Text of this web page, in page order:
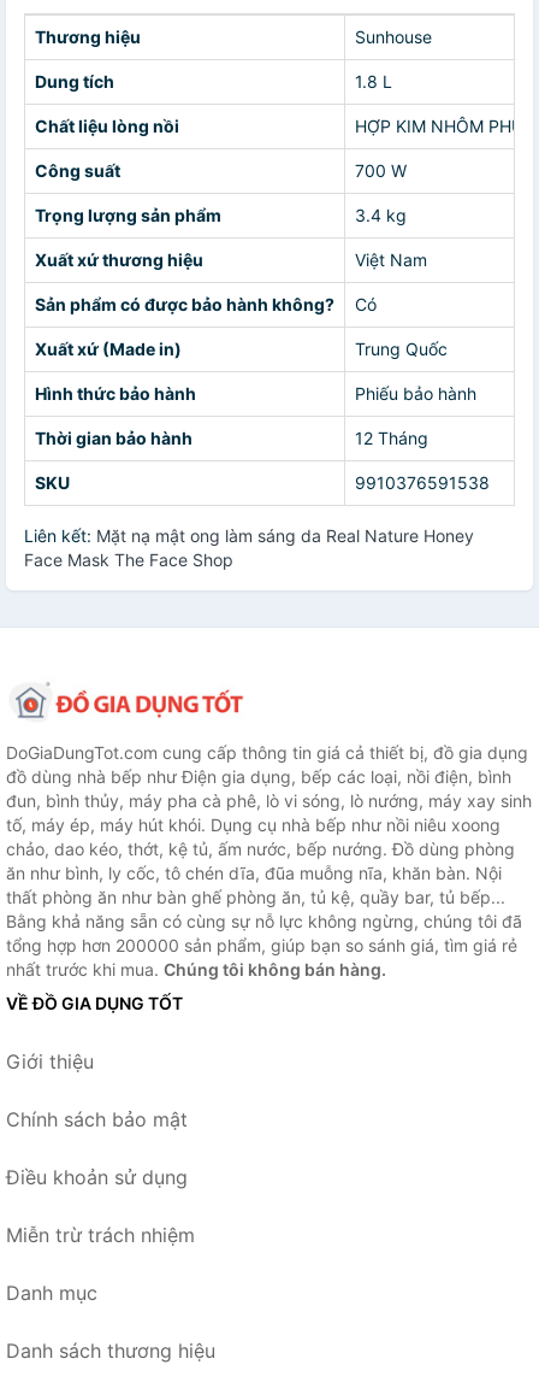
Thương hiệu Sunhouse
Dung tích 1.8 L
Chất liệu lòng nồi HỢP KIM NHÔM PHỦ
Công suất 700 W
Trọng lượng sản phẩm 3.4 kg
Xuất xứ thương hiệu Việt Nam
Sản phẩm có được bảo hành không? Có
Xuất xứ (Made in) Trung Quốc
Hình thức bảo hành Phiếu bảo hành
Thời gian bảo hành 12 Tháng
SKU 9910376591538
Liên kết: Mặt nạ mật ong làm sáng da Real Nature Honey
Face Mask The Face Shop
DoGiaDungTot.com cung cấp thông tin giá cả thiết bị, đồ gia dụng
đồ dùng nhà bếp như Điện gia dụng, bếp các loại, nồi điện, bình
đun, bình thủy, máy pha cà phê, lò vi sóng, lò nướng, máy xay sinh
tố, máy ép, máy hút khói. Dụng cụ nhà bếp như nồi niêu xoong
chảo, dao kéo, thớt, kệ tủ, ấm nước, bếp nướng. Đồ dùng phòng
ăn như bình, ly cốc, tô chén dĩa, đũa muỗng nĩa, khăn bàn. Nội
thất phòng ăn như bàn ghế phòng ăn, tủ kệ, quầy bar, tủ bếp...
Bằng khả năng sẵn có cùng sự nỗ lực không ngừng, chúng tôi đã
tổng hợp hơn 200000 sản phẩm, giúp bạn so sánh giá, tìm giá rẻ
nhất trước khi mua. Chúng tôi không bán hàng.
VỀ ĐỒ GIA DỤNG TỐT
Giới thiệu
Chính sách bảo mật
Điều khoản sử dụng
Miễn trừ trách nhiệm
Danh mục
Danh sách thương hiệu